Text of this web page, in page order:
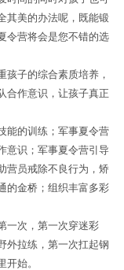
其美的办法呢，既能锻
令营将会是您不错的选
子的综合素质培养，
合作意识，让孩子真正
的训练；军事夏令营
意识；军事夏令营引导
营员戒除不良行为，矫
的金桥；组织丰富多彩
次，第一次穿迷彩
外拉练，第一次扛起钢
始。